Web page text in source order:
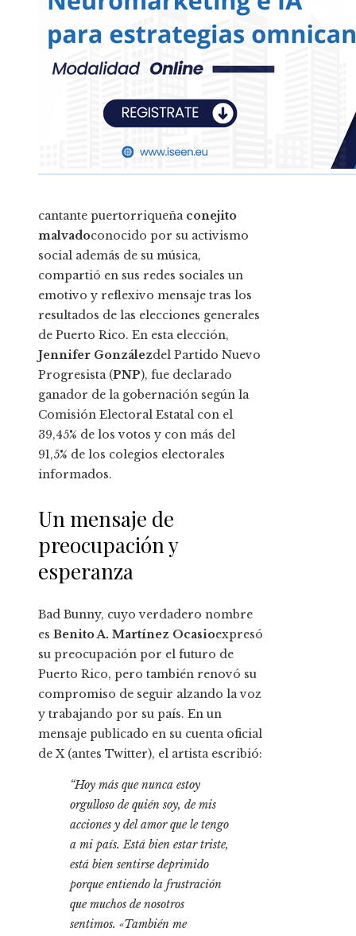
cantante puertorriqueña conejito
malvadoconocido por su activismo
social además de su música,
compartió en sus redes sociales un
emotivo y reflexivo mensaje tras los
resultados de las elecciones generales
de Puerto Rico. En esta elección,
Jennifer Gonzálezdel Partido Nuevo
Progresista (PNP), fue declarado
ganador de la gobernación según la
Comisión Electoral Estatal con el
39,45% de los votos y con más del
91,5% de los colegios electorales
informados.
Un mensaje de
preocupación y
esperanza
Bad Bunny, cuyo verdadero nombre
es Benito A. Martínez Ocasioexpresó
su preocupación por el futuro de
Puerto Rico, pero también renovó su
compromiso de seguir alzando la voz
y trabajando por su país. En un
mensaje publicado en su cuenta oficial
de X (antes Twitter), el artista escribió:
“Hoy más que nunca estoy
orgulloso de quién soy, de mis
acciones y del amor que le tengo
a mi país. Está bien estar triste,
está bien sentirse deprimido
porque entiendo la frustración
que muchos de nosotros
sentimos. «También me